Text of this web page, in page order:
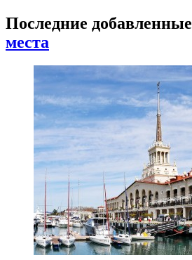
Последние добавленные
места